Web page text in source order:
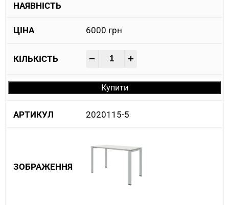
6000 грн
Купити
2020115-5